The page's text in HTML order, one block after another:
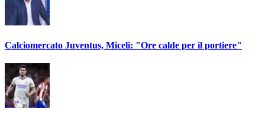
Calciomercato Juventus, Miceli: "Ore calde per il portiere"